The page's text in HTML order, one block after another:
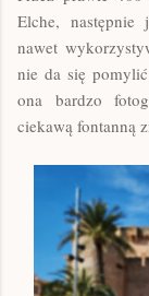
Elche, następnie
nawet
nie da się
ona bardzo
ciekawą fontanną